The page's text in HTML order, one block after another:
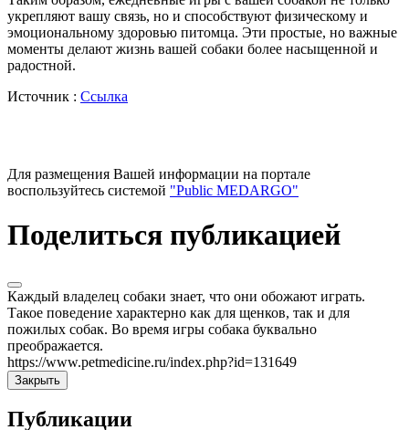
укрепляют вашу связь, но и способствуют физическому и
эмоциональному здоровью питомца. Эти простые, но важные
моменты делают жизнь вашей собаки более насыщенной и
радостной.
Источник : Ссылка
Для размещения Вашей информации на портале
воспользуйтесь системой "Public MEDARGO"
Поделиться публикацией
Каждый владелец собаки знает, что они обожают играть.
Такое поведение характерно как для щенков, так и для
пожилых собак. Во время игры собака буквально
преображается.
https://www.petmedicine.ru/index.php?id=131649
Закрыть
Публикации